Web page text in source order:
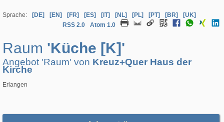
Sprache: [DE] [EN] [FR] [ES] [IT] [NL] [PL] [PT] [BR]
[UK]
RSS 2.0
Atom 1.0
Raum 'Küche [K]'
Angebot 'Raum' von Kreuz+Quer Haus der
Kirche
Erlangen